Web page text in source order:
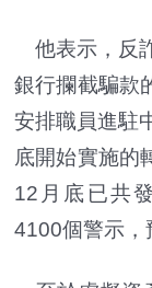
他表示，反
銀行攔截騙款
安排職員進駐
底開始實施的
12月底已共
4100個警示，